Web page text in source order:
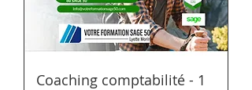
Coaching comptabilité - 1